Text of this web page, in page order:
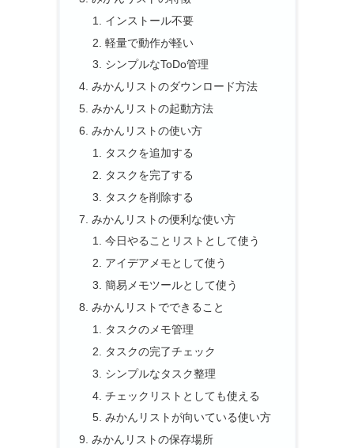
インストール不要
軽量で動作が軽い
シンプルなToDo管理
みかんリストのダウンロード方法
みかんリストの起動方法
みかんリストの使い方
タスクを追加する
タスクを完了する
タスクを削除する
みかんリストの便利な使い方
今日やることリストとして使う
アイデアメモとして使う
簡易メモツールとして使う
みかんリストでできること
タスクのメモ管理
タスクの完了チェック
シンプルなタスク整理
チェックリストとしても使える
みかんリストが向いている使い方
みかんリストの保存場所